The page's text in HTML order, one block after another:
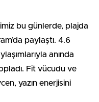
bu günlerde, plajda
paylaştı. 4.6
anında
Fit vücudu ve
yazın enerjisini